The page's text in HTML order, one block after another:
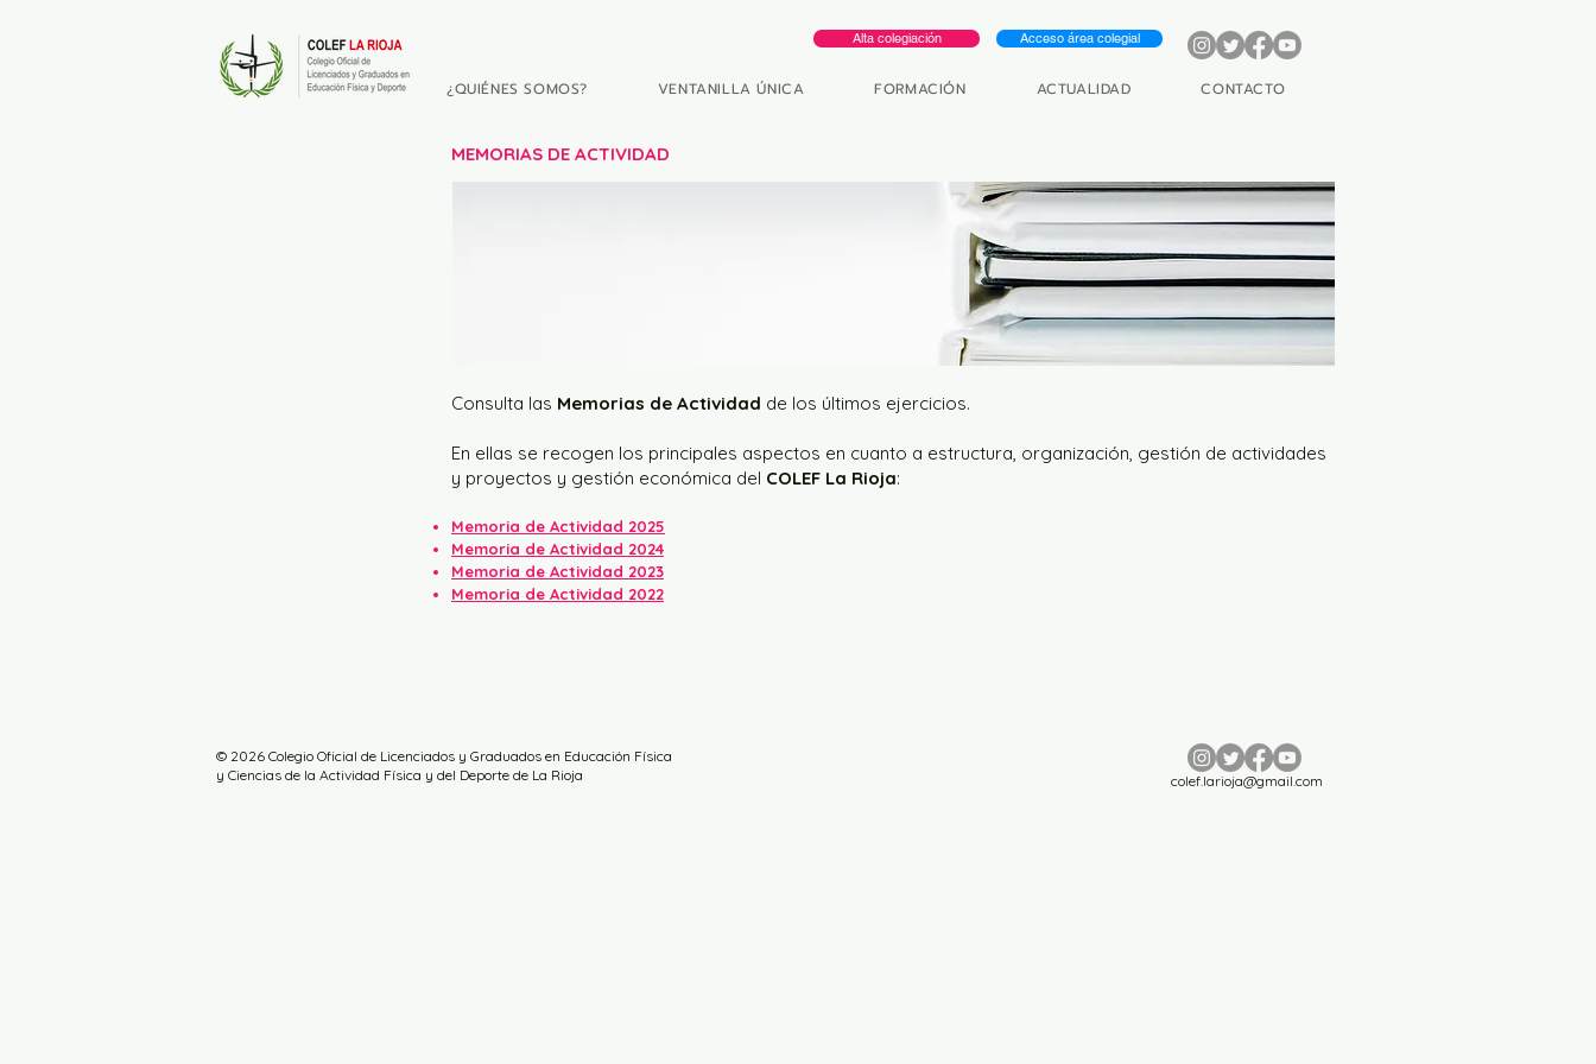
Alta colegiación Acceso área colegial
¿QUIÉNES SOMOS? VENTANILLA ÚNICA FORMACIÓN ACTUALIDAD CONTACTO
MEMORIAS DE ACTIVIDAD
Consulta las Memorias de Actividad de los últimos ejercicios.
En ellas se recogen los principales aspectos en cuanto a estructura, organización, gestión de actividades
y proyectos y gestión económica del COLEF La Rioja:
Memoria de Actividad 2025
Memoria de Actividad 2024
Memoria de Actividad 2023
Memoria de Actividad 2022
© 2026 Colegio Oficial de Licenciados y Graduados en Educación Física
y Ciencias de la Actividad Física y del Deporte de La Rioja
colef.larioja@gmail.com